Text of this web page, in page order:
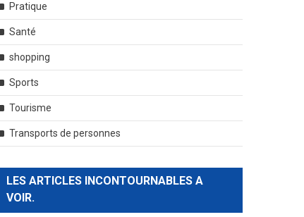
Pratique
Santé
shopping
Sports
Tourisme
Transports de personnes
LES ARTICLES INCONTOURNABLES A
VOIR.